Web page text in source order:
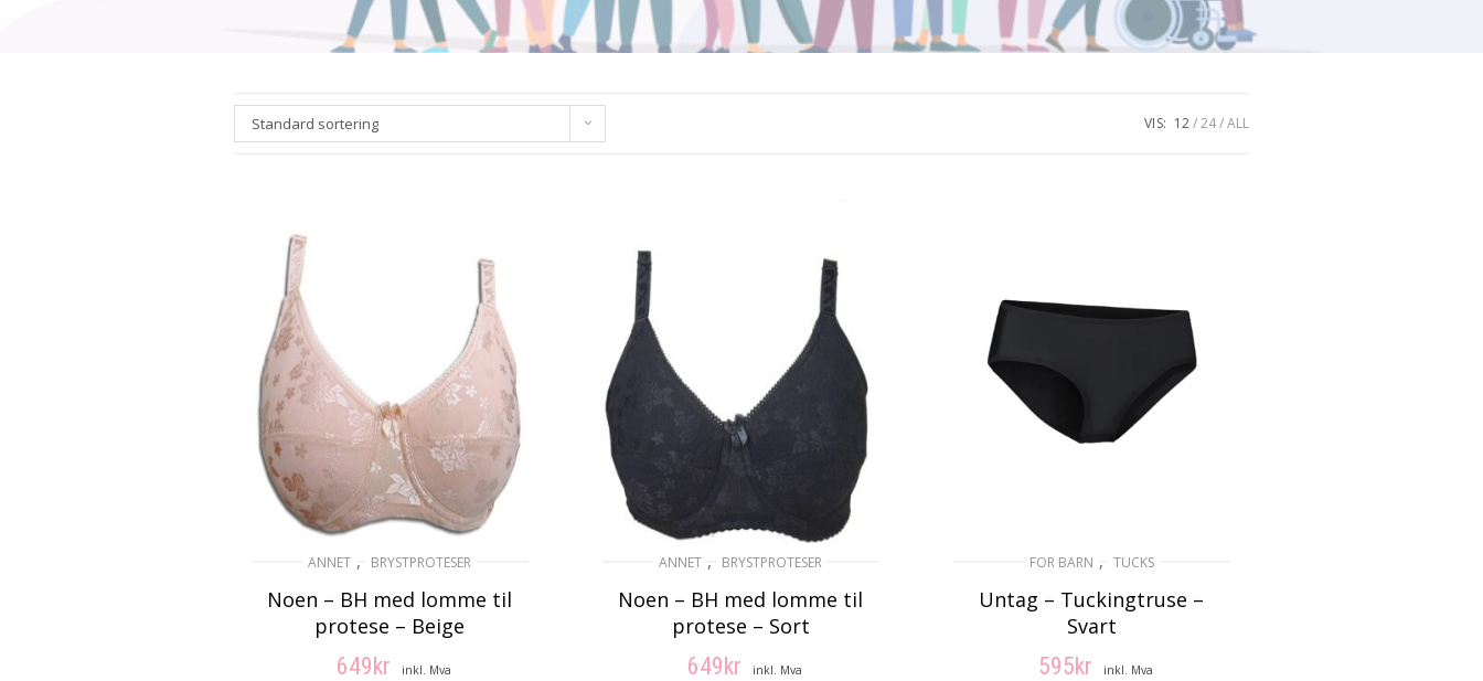
Standard sortering VIS: 12 24 ALL
ANNET , BRYSTPROTESER
Noen – BH med lomme til
protese – Beige
649kr inkl. Mva
ANNET , BRYSTPROTESER
Noen – BH med lomme til
protese – Sort
649kr inkl. Mva
FOR BARN , TUCKS
Untag – Tuckingtruse –
Svart
595kr inkl. Mva